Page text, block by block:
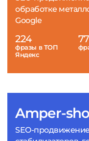
Amper-
SEO-
обработке
Google
224
фразы в ТОП
Яндекс
77